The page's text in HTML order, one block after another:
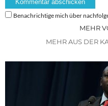
Benachrichtige mich über
MEHR
MEHR AUS DER